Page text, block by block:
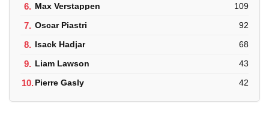
6. Max Verstappen 109
7. Oscar Piastri 92
8. Isack Hadjar 68
9. Liam Lawson 43
10.Pierre Gasly 42